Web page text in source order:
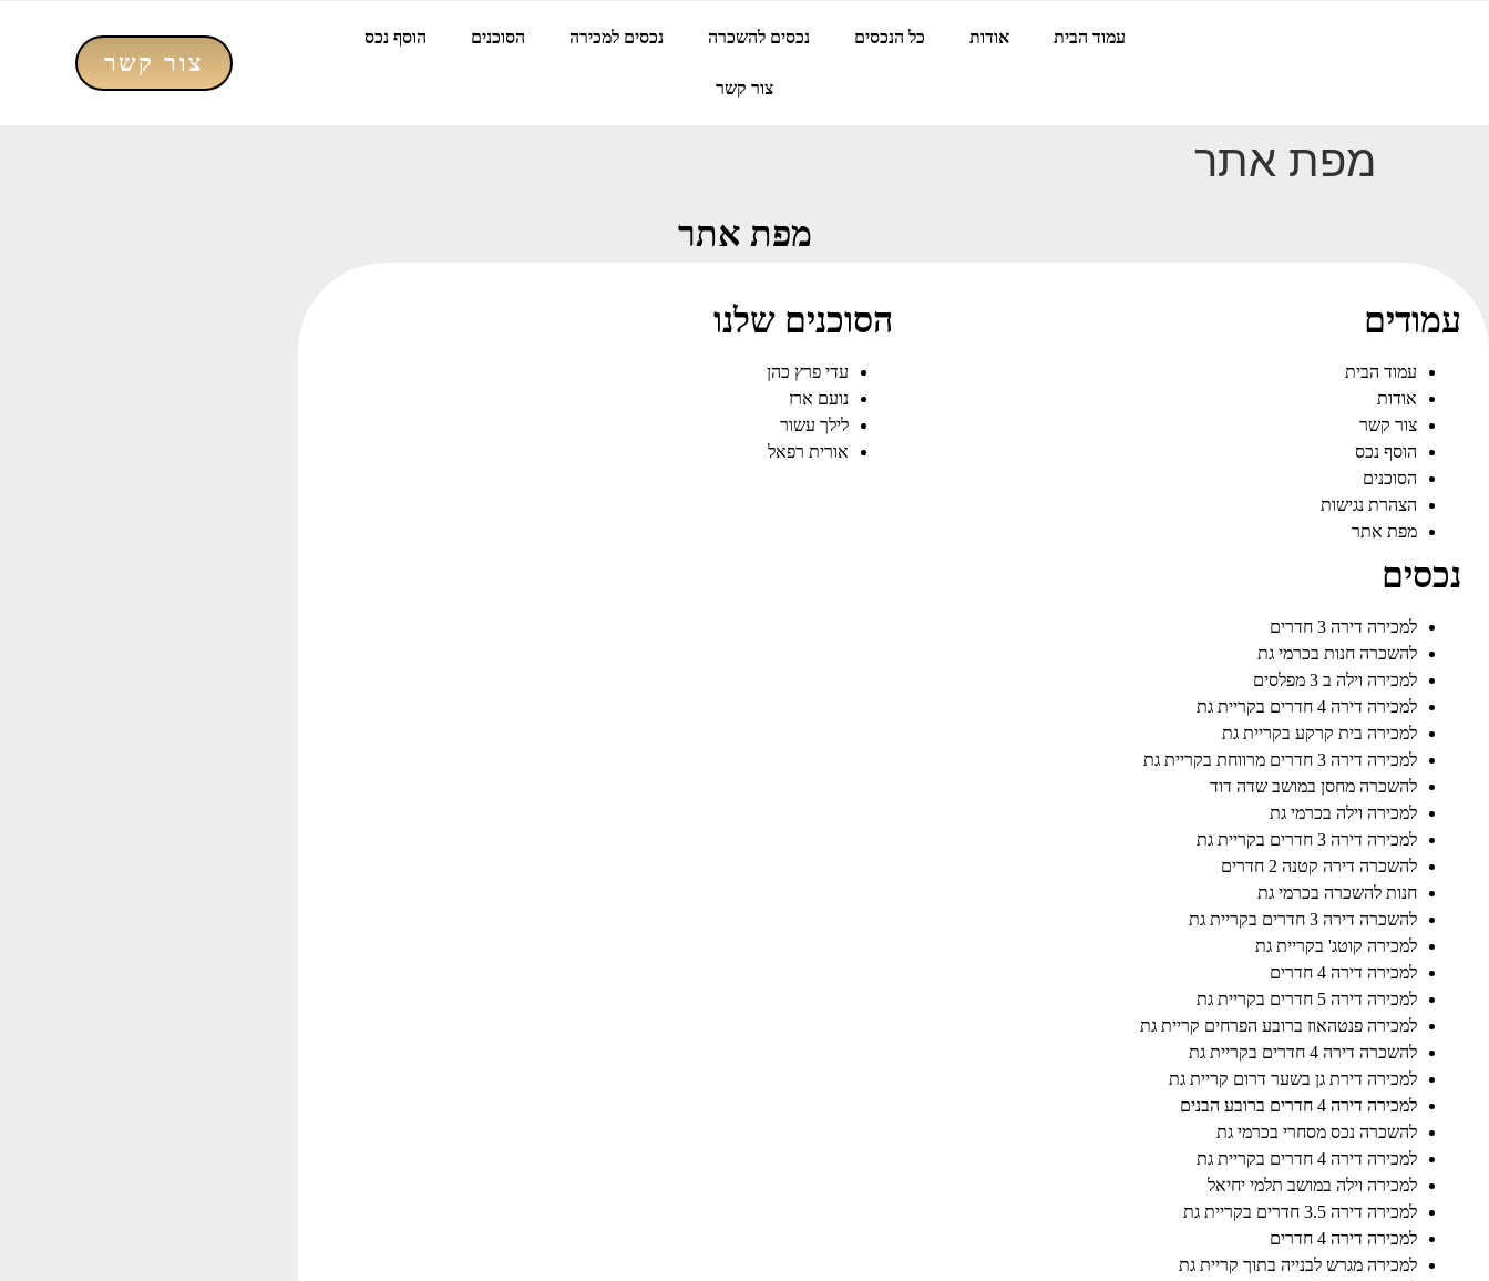
עמוד הבית אודות כל הנכסים נכסים להשכרה נכסים למכירה הסוכנים הוסף נכס
צור קשר
צור קשר
מפת אתר
מפת אתר
עמודים
עמוד הבית
אודות
צור קשר
הוסף נכס
הסוכנים
הצהרת נגישות
מפת אתר
הסוכנים שלנו
עדי פרץ כהן
נועם ארז
לילך עשור
אורית רפאל
נכסים
למכירה דירה 3 חדרים
להשכרה חנות בכרמי גת
למכירה וילה ב 3 מפלסים
למכירה דירה 4 חדרים בקריית גת
למכירה בית קרקע בקריית גת
למכירה דירה 3 חדרים מרווחת בקריית גת
להשכרה מחסן במושב שדה דוד
למכירה וילה בכרמי גת
למכירה דירה 3 חדרים בקריית גת
להשכרה דירה קטנה 2 חדרים
חנות להשכרה בכרמי גת
להשכרה דירה 3 חדרים בקריית גת
למכירה קוטג' בקריית גת
למכירה דירה 4 חדרים
למכירה דירה 5 חדרים בקריית גת
למכירה פנטהאוז ברובע הפרחים קריית גת
להשכרה דירה 4 חדרים בקריית גת
למכירה דירת גן בשער דרום קריית גת
למכירה דירה 4 חדרים ברובע הבנים
להשכרה נכס מסחרי בכרמי גת
למכירה דירה 4 חדרים בקריית גת
למכירה וילה במושב תלמי יחיאל
למכירה דירה 3.5 חדרים בקריית גת
למכירה דירה 4 חדרים
למכירה מגרש לבנייה בתוך קריית גת